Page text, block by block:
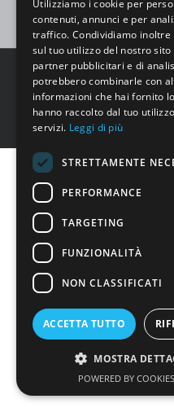
Copyright 2020 AVIMATIC -
Utilizziamo i cookie per
contenuti, annunci e per
traffico. Condividiamo
sul tuo utilizzo del nostro sito
partner pubblicitari e di
potrebbero combinarle con
informazioni che hai fornito
hanno raccolto dal tuo
servizi. Leggi di più
STRETTAMENTE
PERFORMANCE
TARGETING
FUNZIONALITÀ
NON CLASSIFICATI
ACCETTA TUTTO
MOSTRA
POWERED BY